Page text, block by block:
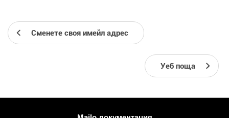
Сменете своя имейл адрес
Уеб поща
Повече информация